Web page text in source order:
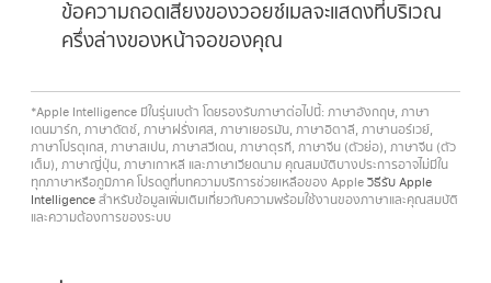
ข้อความถอดเสียงของวอยซ์เมลจะแสดงที่บริเวณ
ครึ่งล่างของหน้าจอของคุณ
*Apple Intelligence มีในรุ่นเบต้า โดยรองรับภาษาต่อไปนี้: ภาษาอังกฤษ, ภาษา
เดนมาร์ก, ภาษาดัตช์, ภาษาฝรั่งเศส, ภาษาเยอรมัน, ภาษาอิตาลี, ภาษานอร์เวย์,
ภาษาโปรตุเกส, ภาษาสเปน, ภาษาสวีเดน, ภาษาตุรกี, ภาษาจีน (ตัวย่อ), ภาษาจีน (ตัว
เต็ม), ภาษาญี่ปุ่น, ภาษาเกาหลี และภาษาเวียดนาม คุณสมบัติบางประการอาจไม่มีใน
ทุกภาษาหรือภูมิภาค โปรดดูที่บทความบริการช่วยเหลือของ Apple วิธีรับ Apple
Intelligence สำหรับข้อมูลเพิ่มเติมเกี่ยวกับความพร้อมใช้งานของภาษาและคุณสมบัติ
และความต้องการของระบบ